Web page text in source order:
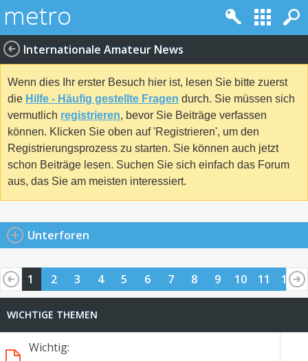
Internationale Amateur News
Wenn dies Ihr erster Besuch hier ist, lesen Sie bitte zuerst
die Hilfe - Häufig gestellte Fragen durch. Sie müssen sich
vermutlich registrieren, bevor Sie Beiträge verfassen
können. Klicken Sie oben auf 'Registrieren', um den
Registrierungsprozess zu starten. Sie können auch jetzt
schon Beiträge lesen. Suchen Sie sich einfach das Forum
aus, das Sie am meisten interessiert.
Unterforen
1 2 3 4 5 6 7 8 9 10 11
12
WICHTIGE THEMEN
Wichtig: